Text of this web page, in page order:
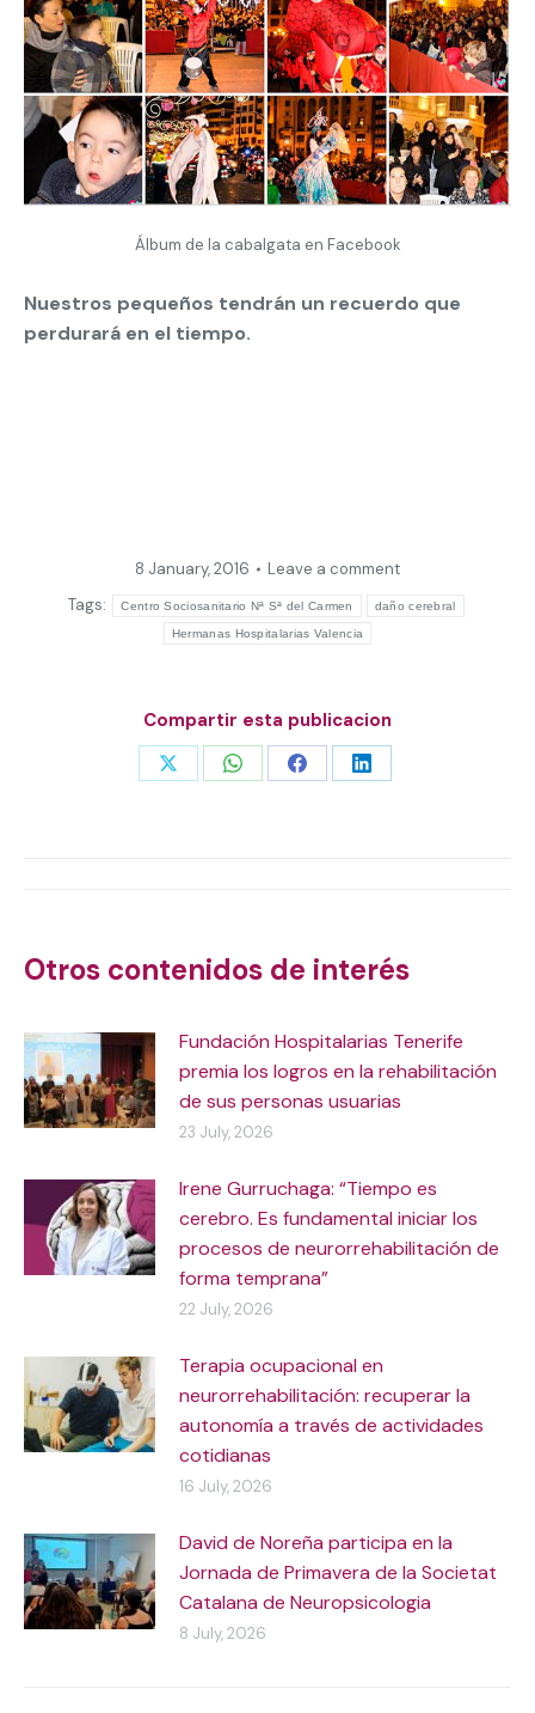
Álbum de la cabalgata en Facebook
Nuestros pequeños tendrán un recuerdo que
perdurará en el tiempo.
8 January, 2016
Leave a comment
Tags:
Centro Sociosanitario Nª Sª del Carmen daño cerebral
Hermanas Hospitalarias Valencia
Compartir esta publicacion
Share Share Share Share
Otros contenidos de interés
Fundación Hospitalarias Tenerife
premia los logros en la rehabilitación
de sus personas usuarias
23 July, 2026
Irene Gurruchaga: “Tiempo es
cerebro. Es fundamental iniciar los
procesos de neurorrehabilitación de
forma temprana”
22 July, 2026
Terapia ocupacional en
neurorrehabilitación: recuperar la
autonomía a través de actividades
cotidianas
16 July, 2026
David de Noreña participa en la
Jornada de Primavera de la Societat
Catalana de Neuropsicologia
8 July, 2026